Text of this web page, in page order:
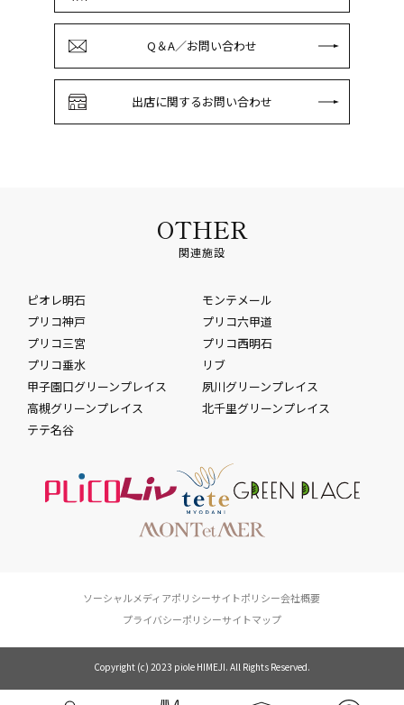
Q＆A／お問い合わせ
出店に関するお問い合わせ
OTHER
関連施設
ピオレ明石
モンテメール
プリコ神戸
プリコ六甲道
プリコ三宮
プリコ西明石
プリコ垂水
リブ
甲子園口グリーンプレイス
夙川グリーンプレイス
高槻グリーンプレイス
北千里グリーンプレイス
テテ名谷
ソーシャルメディアポリシーサイトポリシー会社概要
プライバシーポリシーサイトマップ
Copyright (c) 2023 piole HIMEJI. All Rights Reserved.